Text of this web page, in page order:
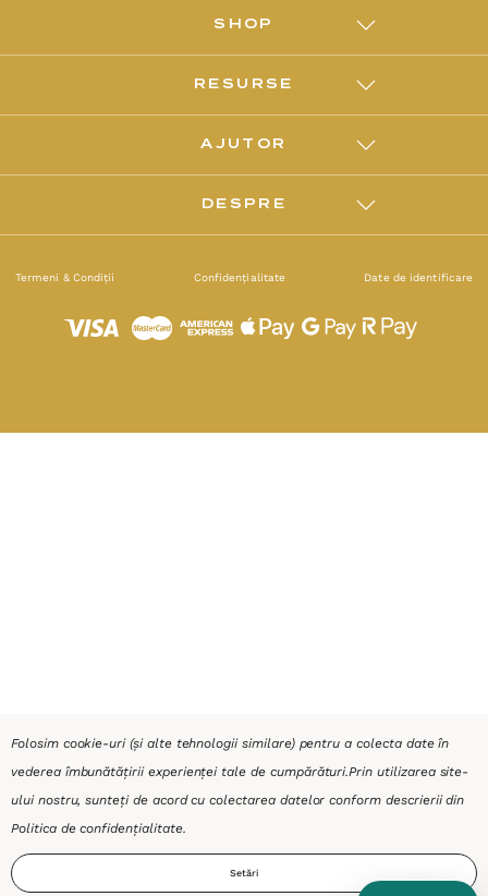
SHOP
RESURSE
AJUTOR
DESPRE
Termeni & Condiții Confidențialitate Date de identificare
Folosim cookie-uri (și alte tehnologii similare) pentru a colecta date în
vederea îmbunătățirii experienței tale de cumpărături.Prin utilizarea site-
ului nostru, sunteți de acord cu colectarea datelor conform descrierii din
Politica de confidențialitate.
Setări